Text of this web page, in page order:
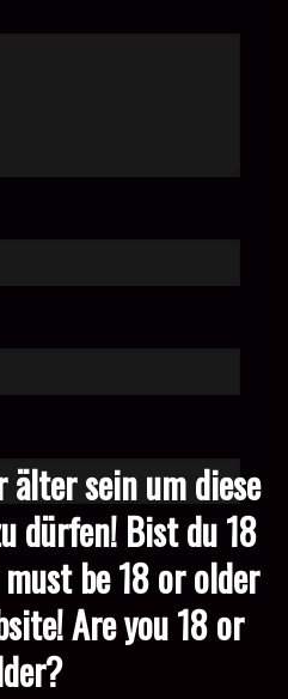
älter sein um diese
dürfen! Bist du 18
be 18 or older
Are you 18 or